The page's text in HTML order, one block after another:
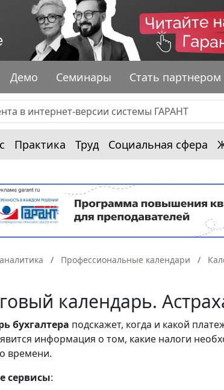
Демо Семинары Стать партнером
Практика Труд Социальная сфера
Профессиональные календари
календарь.
бухгалтера подскажет, когда и какой
информация о том, какие налоги
времени.
сервисы: